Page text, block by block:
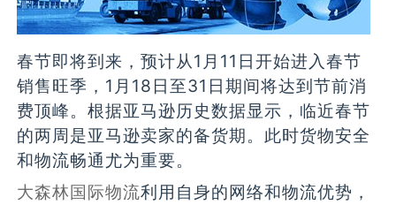
春节即将到来，预计从1月11日开始进入春节
销售旺季，1月18日至31日期间将达到节前消
费顶峰。根据亚马逊历史数据显示，临近春节
的两周是亚马逊卖家的备货期。此时货物安全
和物流畅通尤为重要。
大森林国际物流利用自身的网络和物流优势，